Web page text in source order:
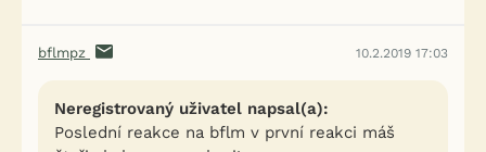
bflmpz 10.2.2019 17:03
Neregistrovaný uživatel napsal(a):
Poslední reakce na bflm v první reakci máš